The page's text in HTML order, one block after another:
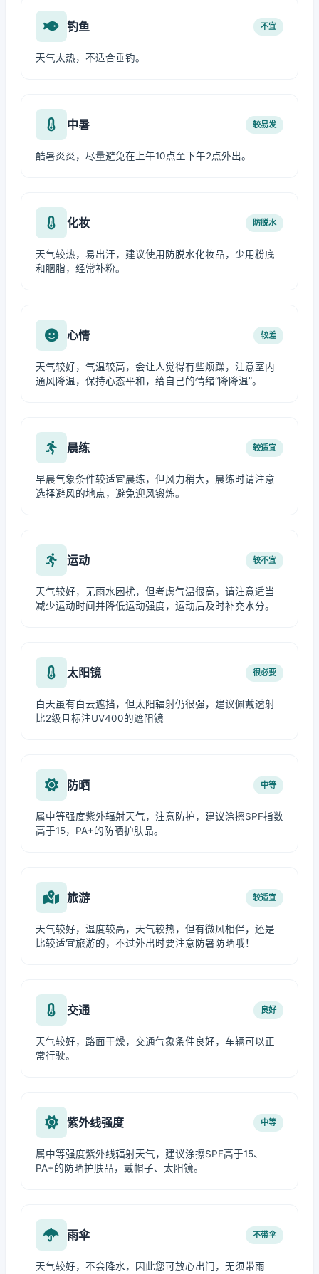
钓鱼 不宜
天气太热，不适合垂钓。
中暑 较易发
酷暑炎炎，尽量避免在上午10点至下午2点外出。
化妆 防脱水
天气较热，易出汗，建议使用防脱水化妆品，少用粉底
和胭脂，经常补粉。
心情 较差
天气较好，气温较高，会让人觉得有些烦躁，注意室内
通风降温，保持心态平和，给自己的情绪“降降温”。
晨练 较适宜
早晨气象条件较适宜晨练，但风力稍大，晨练时请注意
选择避风的地点，避免迎风锻炼。
运动 较不宜
天气较好，无雨水困扰，但考虑气温很高，请注意适当
减少运动时间并降低运动强度，运动后及时补充水分。
太阳镜 很必要
白天虽有白云遮挡，但太阳辐射仍很强，建议佩戴透射
比2级且标注UV400的遮阳镜
防晒 中等
属中等强度紫外辐射天气，注意防护，建议涂擦SPF指数
高于15，PA+的防晒护肤品。
旅游 较适宜
天气较好，温度较高，天气较热，但有微风相伴，还是
比较适宜旅游的，不过外出时要注意防暑防晒哦！
交通 良好
天气较好，路面干燥，交通气象条件良好，车辆可以正
常行驶。
紫外线强度 中等
属中等强度紫外线辐射天气，建议涂擦SPF高于15、
PA+的防晒护肤品，戴帽子、太阳镜。
雨伞 不带伞
天气较好，不会降水，因此您可放心出门，无须带雨